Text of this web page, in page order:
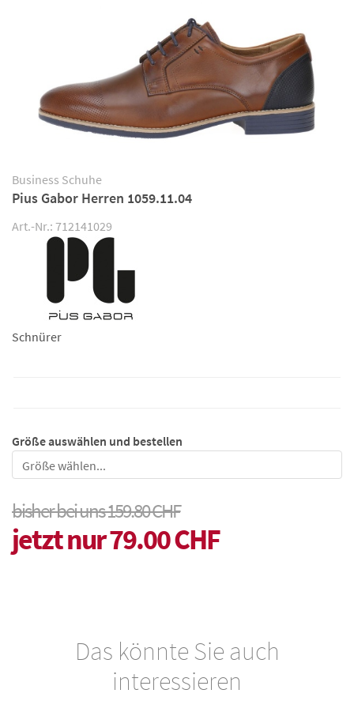
Business Schuhe
Pius Gabor Herren 1059.11.04
Art.-Nr.: 712141029
Schnürer
Größe auswählen und bestellen
Größe
bisher bei uns 159.80 CHF
jetzt nur 79.00 CHF
Das könnte Sie auch
interessieren